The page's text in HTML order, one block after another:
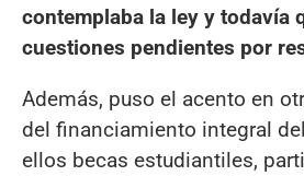
contemplaba la ley y todavía
cuestiones pendientes por
Además, puso el acento en
del financiamiento integral
ellos becas estudiantiles,